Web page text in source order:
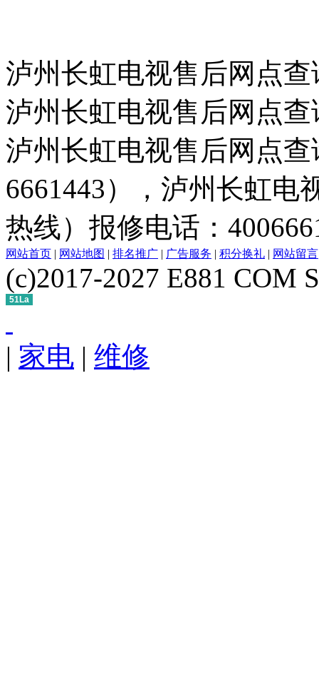
泸州长虹电视售后网点
泸州长虹电视售后网点
泸州长虹电视售后网点
6661443），泸州长虹电
热线）报修电话：
网站首页 | 网站地图 | 排名推广 | 广告服务 | 积分换礼 | 网站留言
(c)2017-2027 E881 COM
51La
| 家电 | 维修